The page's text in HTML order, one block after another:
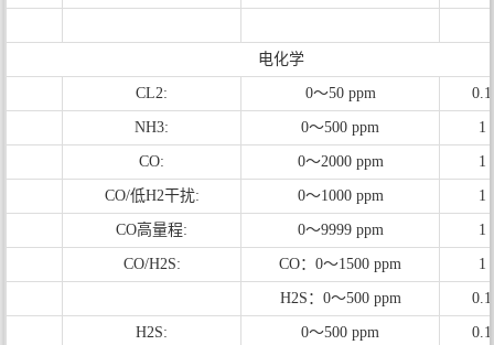
电化学
CL2: 0～50 ppm
NH3: 0～500 ppm 1
CO: 0～2000 ppm 1
CO/低H2干扰: 0～1000 ppm 1
CO高量程: 0～9999 ppm 1
CO/H2S: CO：0～1500 ppm 1
H2S：0～500 ppm
H2S: 0～500 ppm